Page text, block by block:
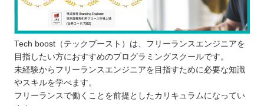
Tech boost（テックブースト）は、フリーランスエンジニアを
目指したい方におすすめのプログラミングスクールです。
未経験からフリーランスエンジニアを目指すために必要な知識
やスキルを学べます。
フリーランスで働くことを前提としたカリキュラムになってい